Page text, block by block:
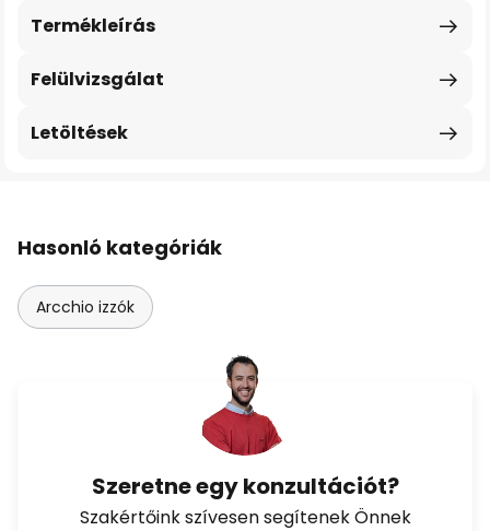
Termékleírás
Felülvizsgálat
Letöltések
Hasonló kategóriák
Arcchio izzók
Szeretne egy konzultációt?
Szakértőink szívesen segítenek Önnek